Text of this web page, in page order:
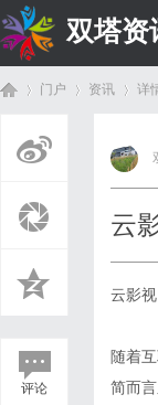
双塔资
门户 资讯
›
详
评论
云
云影视
随着
简而